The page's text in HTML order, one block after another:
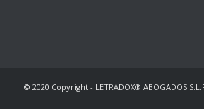
© 2020 Copyright - LETRADOX® ABOGADOS